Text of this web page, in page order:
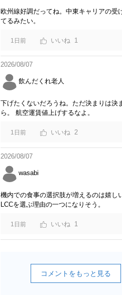
欧州線好調だってね。中東キャリアの受
てるみたい。
1日前 1
2026/08/07
飲んだくれ老人
下げたくないだろうね。ただ決まりは決
ら。 航空運賃値上げするなよ。
1日前 2
2026/08/07
wasabi
機内での食事の選択肢が増えるのは嬉し
LCCを選ぶ理由の一つになりそう。
1日前 1
コメントをもっと見る